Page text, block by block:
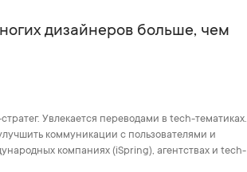
дизайнеров больше, чем
Увлекается переводами в tech-тематиках.
коммуникации с пользователями и
компаниях (iSpring), агентствах и tech-